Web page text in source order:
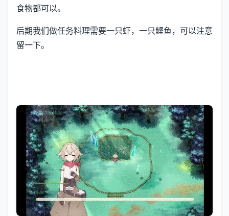
食物都可以。
后期我们做任务料理需要一只虾，一只鲣鱼，可以注意
留一下。